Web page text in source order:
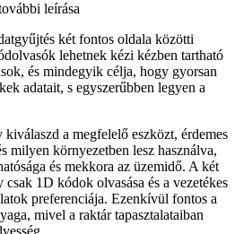
leírása
két fontos oldala közötti
lehetnek kézi kézben tartható
és mindegyik célja, hogy gyorsan
adatait, s egyszerűbben legyen a
a megfelelő eszközt, érdemes
milyen környezetben lesz használva,
és mekkora az üzemidő. A két
1D kódok olvasása és a vezetékes
preferenciája. Ezenkívül fontos a
mivel a raktár tapasztalataiban